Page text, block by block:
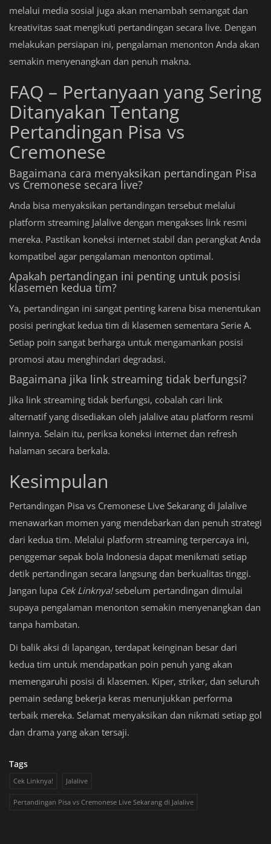
melalui media sosial juga akan menambah semangat dan
kreativitas saat mengikuti pertandingan secara live. Dengan
melakukan persiapan ini, pengalaman menonton Anda akan
semakin menyenangkan dan penuh makna.
FAQ – Pertanyaan yang Sering
Ditanyakan Tentang
Pertandingan Pisa vs
Cremonese
Bagaimana cara menyaksikan pertandingan Pisa
vs Cremonese secara live?
Anda bisa menyaksikan pertandingan tersebut melalui
platform streaming Jalalive dengan mengakses link resmi
mereka. Pastikan koneksi internet stabil dan perangkat Anda
kompatibel agar pengalaman menonton optimal.
Apakah pertandingan ini penting untuk posisi
klasemen kedua tim?
Ya, pertandingan ini sangat penting karena bisa menentukan
posisi peringkat kedua tim di klasemen sementara Serie A.
Setiap poin sangat berharga untuk mengamankan posisi
promosi atau menghindari degradasi.
Bagaimana jika link streaming tidak berfungsi?
Jika link streaming tidak berfungsi, cobalah cari link
alternatif yang disediakan oleh jalalive atau platform resmi
lainnya. Selain itu, periksa koneksi internet dan refresh
halaman secara berkala.
Kesimpulan
Pertandingan Pisa vs Cremonese Live Sekarang di Jalalive
menawarkan momen yang mendebarkan dan penuh strategi
dari kedua tim. Melalui platform streaming terpercaya ini,
penggemar sepak bola Indonesia dapat menikmati setiap
detik pertandingan secara langsung dan berkualitas tinggi.
Jangan lupa Cek Linknya!sebelum pertandingan dimulai
supaya pengalaman menonton semakin menyenangkan dan
tanpa hambatan.
Di balik aksi di lapangan, terdapat keinginan besar dari
kedua tim untuk mendapatkan poin penuh yang akan
memengaruhi posisi di klasemen. Kiper, striker, dan seluruh
pemain sedang bekerja keras menunjukkan performa
terbaik mereka. Selamat menyaksikan dan nikmati setiap gol
dan drama yang akan tersaji.
Tags
Cek Linknya! Jalalive
Pertandingan Pisa vs Cremonese Live Sekarang di Jalalive